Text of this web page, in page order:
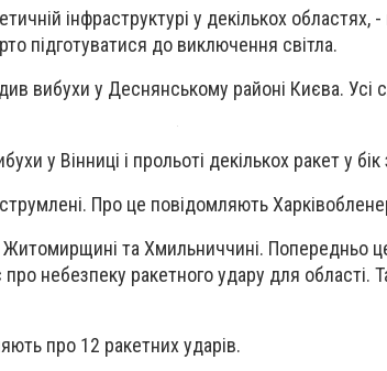
інфраструктурі у декількох областях,
підготуватися до виключення світла.
вибухи у Деснянському районі Києва. Усі
у Вінниці і прольоті декількох ракет у бік
Про це повідомляють
та Хмильниччині. Попередньо
небезпеку ракетного удару для області.
про 12 ракетних ударів.